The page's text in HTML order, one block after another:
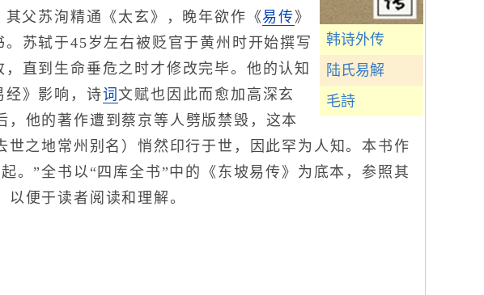
韩诗外传
陆氏易解
毛詩
父苏洵精通《太玄》，晚年欲作《易传》
苏轼于45岁左右被贬官于黄州时开始撰写
，直到生命垂危之时才修改完毕。他的认知
经》影响，诗词 文赋也因此而愈加高深玄
他的著作遭到蔡京等人劈版禁毁，这本
世之地常州别名）悄然印行于世，因此罕为人知。本书作
。”全书以“四库全书”中的《东坡易传》为底本，参照其
便于读者阅读和理解。